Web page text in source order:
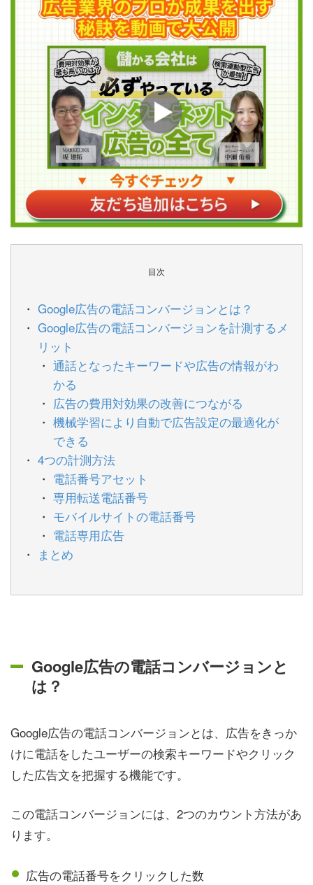
目次
Google広告の電話コンバージョンとは？
Google広告の電話コンバージョンを計測するメ
リット
通話となったキーワードや広告の情報がわ
かる
広告の費用対効果の改善につながる
機械学習により自動で広告設定の最適化が
できる
4つの計測方法
電話番号アセット
専用転送電話番号
モバイルサイトの電話番号
電話専用広告
まとめ
Google広告の電話コンバージョンと
は？
Google広告の電話コンバージョンとは、広告をきっか
けに電話をしたユーザーの検索キーワードやクリック
した広告文を把握する機能です。
この電話コンバージョンには、2つのカウント方法があ
ります。
広告の電話番号をクリックした数